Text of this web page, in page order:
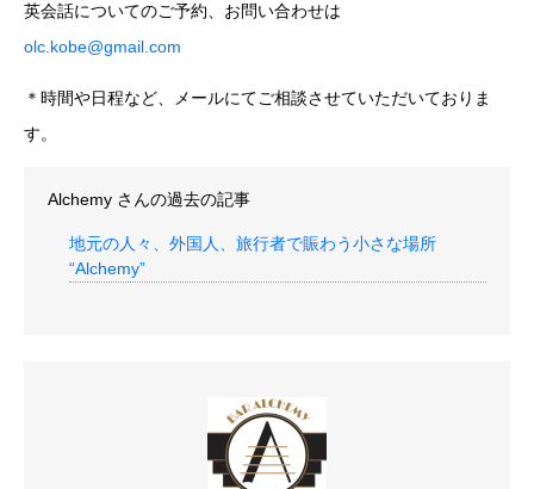
英会話についてのご予約、お問い合わせは
olc.kobe@gmail.com
＊時間や日程など、メールにてご相談させていただいておりま
す。
Alchemy さんの過去の記事
地元の人々、外国人、旅行者で賑わう小さな場所
“Alchemy”